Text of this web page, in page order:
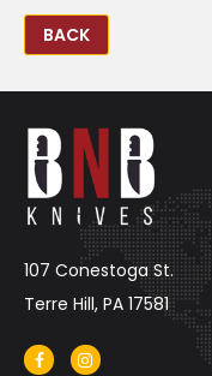
BACK
107 Conestoga St.
Terre Hill, PA 17581